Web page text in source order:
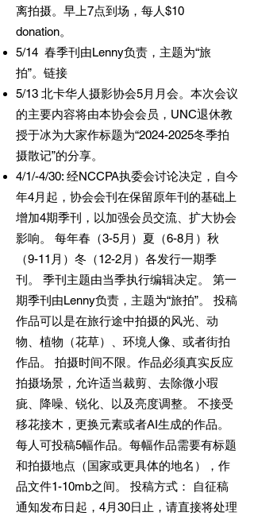
离拍摄。早上7点到场，每人$10
donation。
5/14 春季刊由Lenny负责，主题为“旅
拍”。链接
5/13 北卡华人摄影协会5月月会。本次会议
的主要内容将由本协会会员，UNC退休教
授于冰为大家作标题为“2024-2025冬季拍
摄散记”的分享。
4/1/-4/30: 经NCCPA执委会讨论决定，自今
年4月起，协会会刊在保留原年刊的基础上
增加4期季刊，以加强会员交流、扩大协会
影响。 每年春（3-5月）夏（6-8月）秋
（9-11月）冬（12-2月）各发行一期季
刊。 季刊主题由当季执行编辑决定。 第一
期季刊由Lenny负责，主题为“旅拍”。 投稿
作品可以是在旅行途中拍摄的风光、动
物、植物（花草）、环境人像、或者街拍
作品。 拍摄时间不限。作品必须真实反应
拍摄场景，允许适当裁剪、去除微小瑕
疵、降噪、锐化、以及亮度调整。 不接受
移花接木，更换元素或者AI生成的作品。
每人可投稿5幅作品。每幅作品需要有标题
和拍摄地点（国家或更具体的地名），作
品文件1-10mb之间。 投稿方式： 自征稿
通知发布日起，4月30日止，请直接将处理